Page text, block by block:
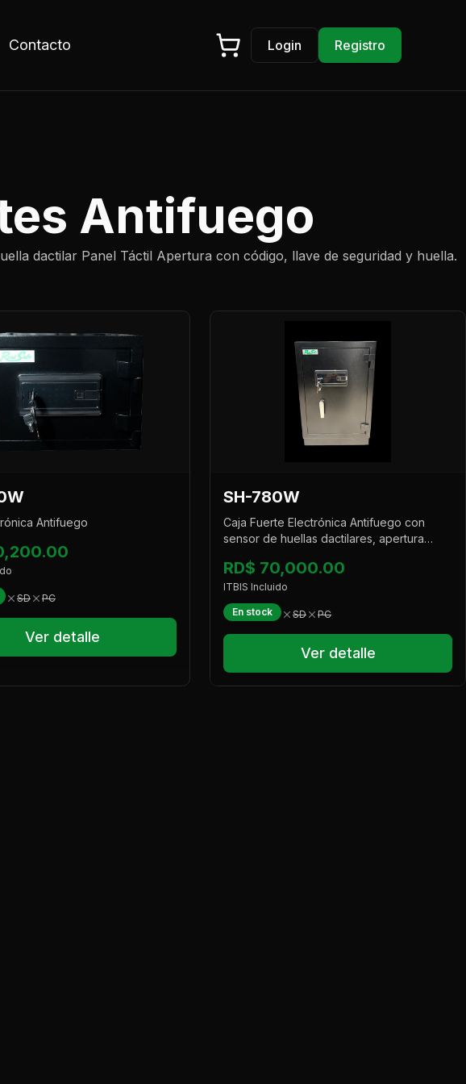
Contacto Login Registro
Antifuego
dactilar Panel Táctil Apertura con código, llave de seguridad y huella.
Antifuego
SD PC
Ver detalle
SH-780W
Caja Fuerte Electrónica Antifuego con
sensor de huellas dactilares, apertura
RD$ 70,000.00
ITBIS Incluido
En stock SD PC
Ver detalle